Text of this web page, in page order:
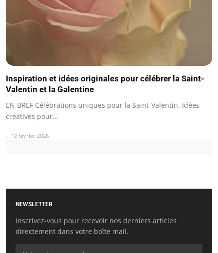
Inspiration et idées originales pour célébrer la Saint-
Valentin et la Galentine
EN BREF Célébrations uniques pour la Saint-Valentin. Idées
créatives pour…
12 février 2026
NEWSLETTER
Inscrivez-vous pour recevoir nos derniers articles
directement dans votre boîte mail.